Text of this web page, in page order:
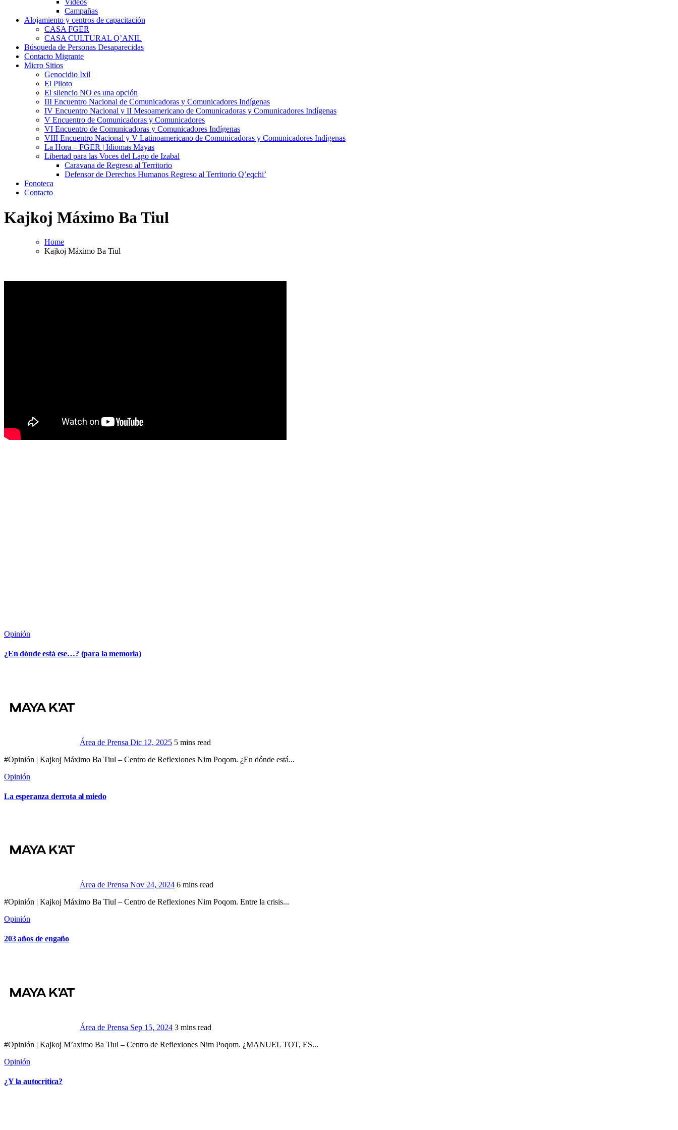
Videos
Campañas
Alojamiento y centros de capacitación
CASA FGER
CASA CULTURAL Q’ANIL
Búsqueda de Personas Desaparecidas
Contacto Migrante
Micro Sitios
Genocidio Ixil
El Piloto
El silencio NO es una opción
III Encuentro Nacional de Comunicadoras y Comunicadores Indígenas
IV Encuentro Nacional y II Mesoamericano de Comunicadoras y Comunicadores Indígenas
V Encuentro de Comunicadoras y Comunicadores
VI Encuentro de Comunicadoras y Comunicadores Indígenas
VIII Encuentro Nacional y V Latinoamericano de Comunicadoras y Comunicadores Indígenas
La Hora – FGER | Idiomas Mayas
Libertad para las Voces del Lago de Izabal
Caravana de Regreso al Territorio
Defensor de Derechos Humanos Regreso al Territorio Q’eqchi’
Fonoteca
Contacto
Kajkoj Máximo Ba Tiul
Home
Kajkoj Máximo Ba Tiul
Opinión
¿En dónde está ese…? (para la memoria)
Área de Prensa Dic 12, 2025 5 mins read
#Opinión | Kajkoj Máximo Ba Tiul – Centro de Reflexiones Nim Poqom. ¿En dónde está...
Opinión
La esperanza derrota al miedo
Área de Prensa Nov 24, 2024 6 mins read
#Opinión | Kajkoj Máximo Ba Tiul – Centro de Reflexiones Nim Poqom. Entre la crisis...
Opinión
203 años de engaño
Área de Prensa Sep 15, 2024 3 mins read
#Opinión | Kajkoj M’aximo Ba Tiul – Centro de Reflexiones Nim Poqom. ¿MANUEL TOT, ES...
Opinión
¿Y la autocrítica?